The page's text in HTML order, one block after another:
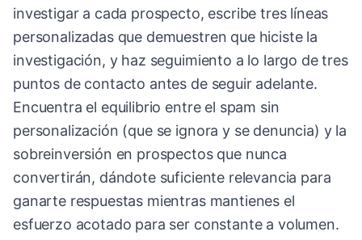
investigar a cada prospecto, escribe tres líneas
personalizadas que demuestren que hiciste la
investigación, y haz seguimiento a lo largo de tres
puntos de contacto antes de seguir adelante.
Encuentra el equilibrio entre el spam sin
personalización (que se ignora y se denuncia) y la
sobreinversión en prospectos que nunca
convertirán, dándote suficiente relevancia para
ganarte respuestas mientras mantienes el
esfuerzo acotado para ser constante a volumen.